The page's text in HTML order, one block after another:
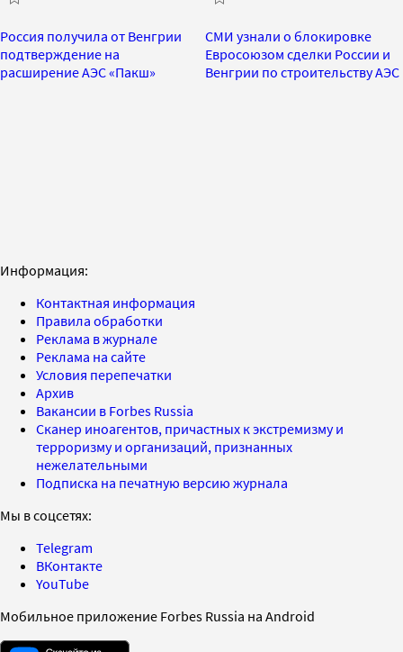
Россия получила от Венгрии
подтверждение на
расширение АЭС «Пакш»
СМИ узнали о блокировке
Евросоюзом сделки России и
Венгрии по строительству АЭС
Информация:
Контактная информация
Правила обработки
Реклама в журнале
Реклама на сайте
Условия перепечатки
Архив
Вакансии в Forbes Russia
Сканер иноагентов, причастных к экстремизму и
терроризму и организаций, признанных
нежелательными
Подписка на печатную версию журнала
Мы в соцсетях:
Telegram
ВКонтакте
YouTube
Мобильное приложение Forbes Russia на Android